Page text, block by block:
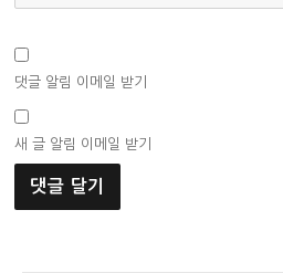
댓글 알림 이메일 받기
새 글 알림 이메일 받기